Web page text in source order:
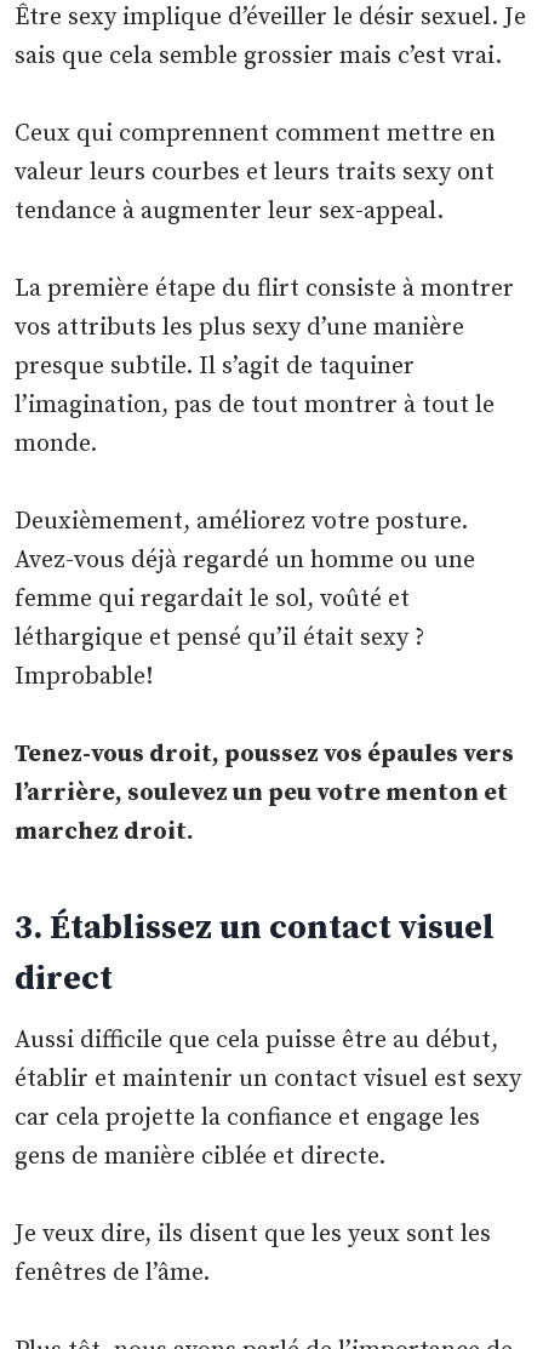
Être sexy implique d’éveiller le désir sexuel. Je
sais que cela semble grossier mais c’est vrai.
Ceux qui comprennent comment mettre en
valeur leurs courbes et leurs traits sexy ont
tendance à augmenter leur sex-appeal.
La première étape du flirt consiste à montrer
vos attributs les plus sexy d’une manière
presque subtile. Il s’agit de taquiner
l’imagination, pas de tout montrer à tout le
monde.
Deuxièmement, améliorez votre posture.
Avez-vous déjà regardé un homme ou une
femme qui regardait le sol, voûté et
léthargique et pensé qu’il était sexy ?
Improbable!
Tenez-vous droit, poussez vos épaules vers
l’arrière, soulevez un peu votre menton et
marchez droit.
3. Établissez un contact visuel
direct
Aussi difficile que cela puisse être au début,
établir et maintenir un contact visuel est sexy
car cela projette la confiance et engage les
gens de manière ciblée et directe.
Je veux dire, ils disent que les yeux sont les
fenêtres de l’âme.